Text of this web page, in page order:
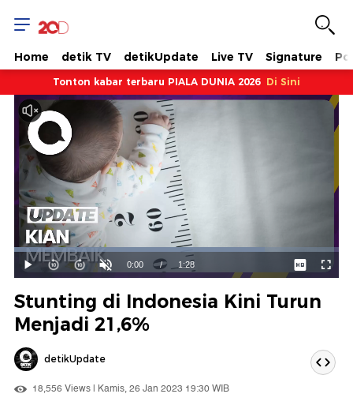
Home detik TV detikUpdate Live TV Signature
Tonton kabar terbaru PIALA DUNIA 2026 Di Sini
Mainkan
Suara
Hidup
Waktu
ini
0:00 / Durasi
1:28
Dimuat:
77.11%
Stunting di Indonesia Kini Turun
Menjadi 21,6%
detikUpdate
18,556 Views | Kamis, 26 Jan 2023 19:30 WIB